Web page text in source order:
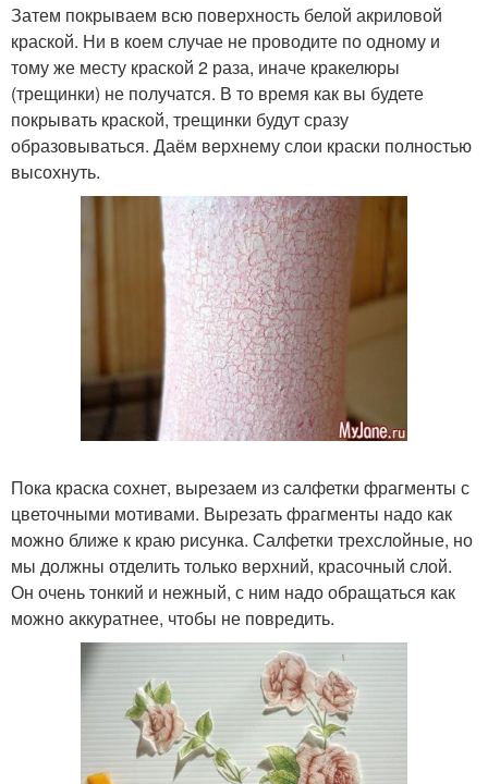
Затем покрываем всю поверхность белой акриловой
краской. Ни в коем случае не проводите по одному и
тому же месту краской 2 раза, иначе кракелюры
(трещинки) не получатся. В то время как вы будете
покрывать краской, трещинки будут сразу
образовываться. Даём верхнему слои краски полностью
высохнуть.
Пока краска сохнет, вырезаем из салфетки фрагменты с
цветочными мотивами. Вырезать фрагменты надо как
можно ближе к краю рисунка. Салфетки трехслойные, но
мы должны отделить только верхний, красочный слой.
Он очень тонкий и нежный, с ним надо обращаться как
можно аккуратнее, чтобы не повредить.